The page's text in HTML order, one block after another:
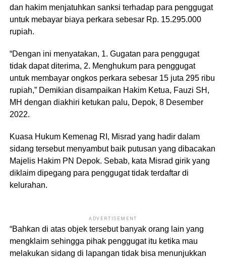
dan hakim menjatuhkan sanksi terhadap para penggugat
untuk mebayar biaya perkara sebesar Rp. 15.295.000
rupiah.
“Dengan ini menyatakan, 1. Gugatan para penggugat
tidak dapat diterima, 2. Menghukum para penggugat
untuk membayar ongkos perkara sebesar 15 juta 295 ribu
rupiah,” Demikian disampaikan Hakim Ketua, Fauzi SH,
MH dengan diakhiri ketukan palu, Depok, 8 Desember
2022.
Kuasa Hukum Kemenag RI, Misrad yang hadir dalam
sidang tersebut menyambut baik putusan yang dibacakan
Majelis Hakim PN Depok. Sebab, kata Misrad girik yang
diklaim dipegang para penggugat tidak terdaftar di
kelurahan.
ADVERTISEMENT
“Bahkan di atas objek tersebut banyak orang lain yang
mengklaim sehingga pihak penggugat itu ketika mau
melakukan sidang di lapangan tidak bisa menunjukkan